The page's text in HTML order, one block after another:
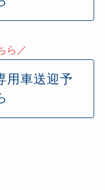
ら／
用車送迎予